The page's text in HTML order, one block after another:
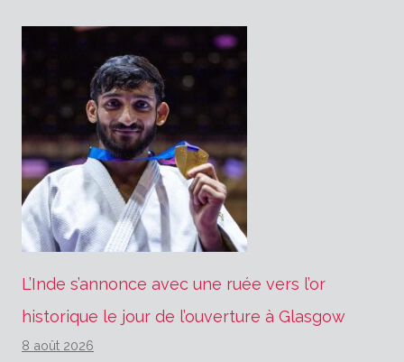
L’Inde s’annonce avec une ruée vers l’or
historique le jour de l’ouverture à Glasgow
8 août 2026